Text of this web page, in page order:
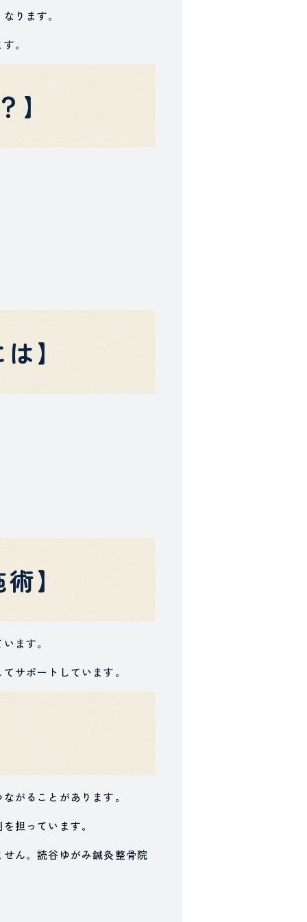
ります。
。
】
】
ます。
サポートしています。
がることがあります。
担っています。
ん。読谷ゆがみ鍼灸整骨院